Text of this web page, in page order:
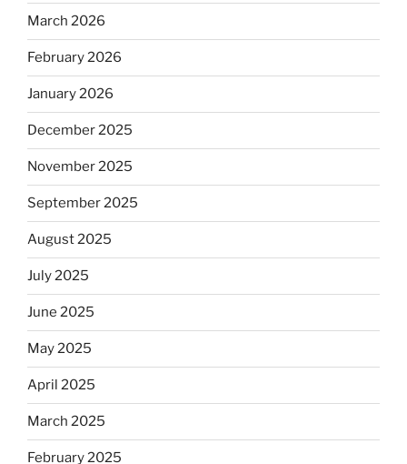
March 2026
February 2026
January 2026
December 2025
November 2025
September 2025
August 2025
July 2025
June 2025
May 2025
April 2025
March 2025
February 2025